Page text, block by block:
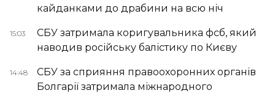
кайданками до драбини на всю ніч
15:03
СБУ затримала коригувальника фсб, який
наводив російську балістику по Києву
14:48
СБУ за сприяння правоохоронних органів
Болгарії затримала міжнародного